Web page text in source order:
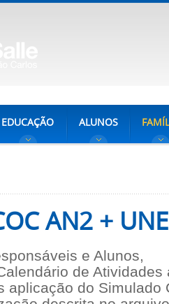
EDUCAÇÃO ALUNOS
AN2 +
e Alunos,
de Atividades
aplicação do Simulado